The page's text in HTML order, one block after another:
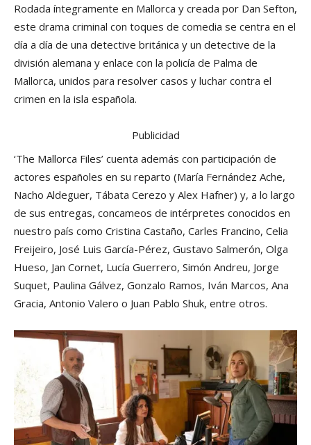
Rodada íntegramente en Mallorca y creada por Dan Sefton,
este drama criminal con toques de comedia se centra en el
día a día de una detective británica y un detective de la
división alemana y enlace con la policía de Palma de
Mallorca, unidos para resolver casos y luchar contra el
crimen en la isla española.
Publicidad
‘The Mallorca Files’ cuenta además con participación de
actores españoles en su reparto (María Fernández Ache,
Nacho Aldeguer, Tábata Cerezo y Alex Hafner) y, a lo largo
de sus entregas, concameos de intérpretes conocidos en
nuestro país como Cristina Castaño, Carles Francino, Celia
Freijeiro, José Luis García-Pérez, Gustavo Salmerón, Olga
Hueso, Jan Cornet, Lucía Guerrero, Simón Andreu, Jorge
Suquet, Paulina Gálvez, Gonzalo Ramos, Iván Marcos, Ana
Gracia, Antonio Valero o Juan Pablo Shuk, entre otros.